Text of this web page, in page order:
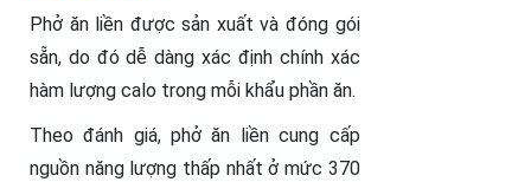
Phở ăn liền được sản xuất và đóng gói
sẵn, do đó dễ dàng xác định chính xác
hàm lượng calo trong mỗi khẩu phần ăn.
Theo đánh giá, phở ăn liền cung cấp
nguồn năng lượng thấp nhất ở mức 370